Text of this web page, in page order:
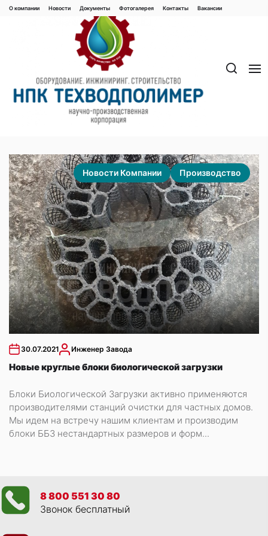
Перейти
Новости Компании Производство
30.07.2021 Инженер Завода
Новые круглые блоки биологической загрузки
Блоки Биологической Загрузки активно применяются
производителями станций очистки для частных домов.
Мы идем на встречу нашим клиентам и производим
блоки ББЗ нестандартных размеров и форм...
О компании Новости Документы Фотогалерея Контaкты Вакaнсии
8 800 551 30 80
Звонок бесплатный